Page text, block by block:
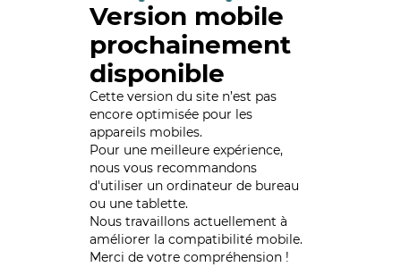
Version mobile
prochainement
disponible
Cette version du site n’est pas
encore optimisée pour les
appareils mobiles.
Pour une meilleure expérience,
nous vous recommandons
d'utiliser un ordinateur de bureau
ou une tablette.
Nous travaillons actuellement à
améliorer la compatibilité mobile.
Merci de votre compréhension !